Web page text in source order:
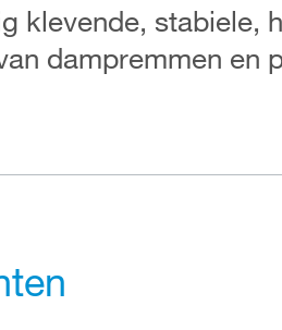
klevende, stabiele,
dampremmen en